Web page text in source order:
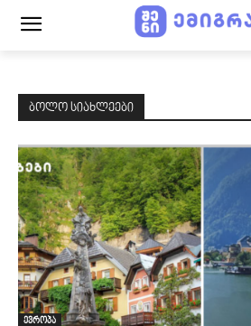
ბოლო სიახლეები
ევროპა